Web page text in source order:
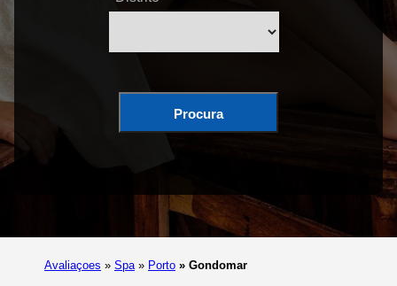
Procura
Avaliaçoes » Spa » Porto » Gondomar